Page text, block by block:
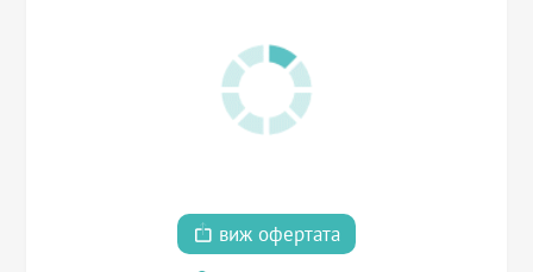
виж офертата